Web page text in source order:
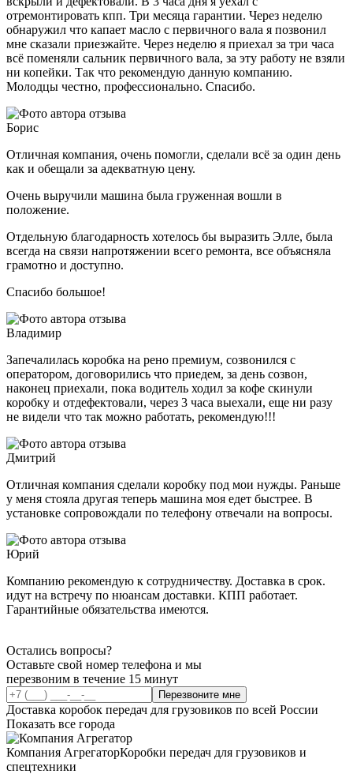
отремонтировать кпп. Три месяца гарантии. Через неделю
обнаружил что капает масло с первичного вала я позвонил
мне сказали приезжайте. Через неделю я приехал за три часа
всё поменяли сальник первичного вала, за эту работу не взяли
ни копейки. Так что рекомендую данную компанию.
Молодцы честно, профессионально. Спасибо.
Борис
Отличная компания, очень помогли, сделали всё за один день
как и обещали за адекватную цену.
Очень выручили машина была груженная вошли в
положение.
Отдельную благодарность хотелось бы выразить Элле, была
всегда на связи напротяжении всего ремонта, все объясняла
грамотно и доступно.
Спасибо большое!
Владимир
Запечалилась коробка на рено премиум, созвонился с
оператором, договорились что приедем, за день созвон,
наконец приехали, пока водитель ходил за кофе скинули
коробку и отдефектовали, через 3 часа выехали, еще ни разу
не видели что так можно работать, рекомендую!!!
Дмитрий
Отличная компания сделали коробку под мои нужды. Раньше
у меня стояла другая теперь машина моя едет быстрее. В
установке сопровождали по телефону отвечали на вопросы.
Юрий
Компанию рекомендую к сотрудничеству. Доставка в срок.
идут на встречу по нюансам доставки. КПП работает.
Гарантийные обязательства имеются.
Остались вопросы?
Оставьте свой номер телефона и мы
перезвоним в течение 15 минут
Перезвоните мне
Доставка коробок передач для грузовиков по всей России
Показать все города
Компания АгрегаторКоробки передач для грузовиков и
спецтехники